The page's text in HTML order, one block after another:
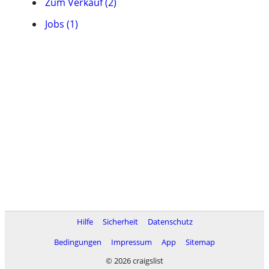
Jobs (1)
Hilfe Sicherheit
Datenschutz
Bedingungen
Impressum App
Sitemap
© 2026 craigslist